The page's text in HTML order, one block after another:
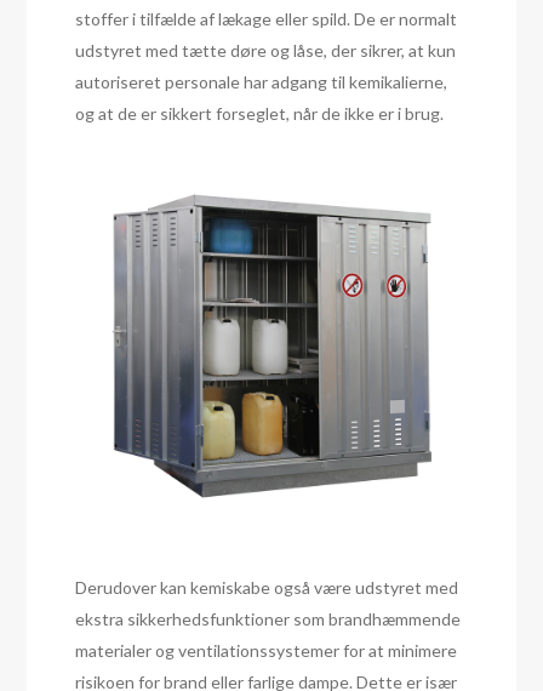
stoffer i tilfælde af lækage eller spild. De er normalt
udstyret med tætte døre og låse, der sikrer, at kun
autoriseret personale har adgang til kemikalierne,
og at de er sikkert forseglet, når de ikke er i brug.
Derudover kan kemiskabe også være udstyret med
ekstra sikkerhedsfunktioner som brandhæmmende
materialer og ventilationssystemer for at minimere
risikoen for brand eller farlige dampe. Dette er især